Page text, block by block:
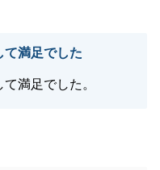
て満足でした
満足でした。